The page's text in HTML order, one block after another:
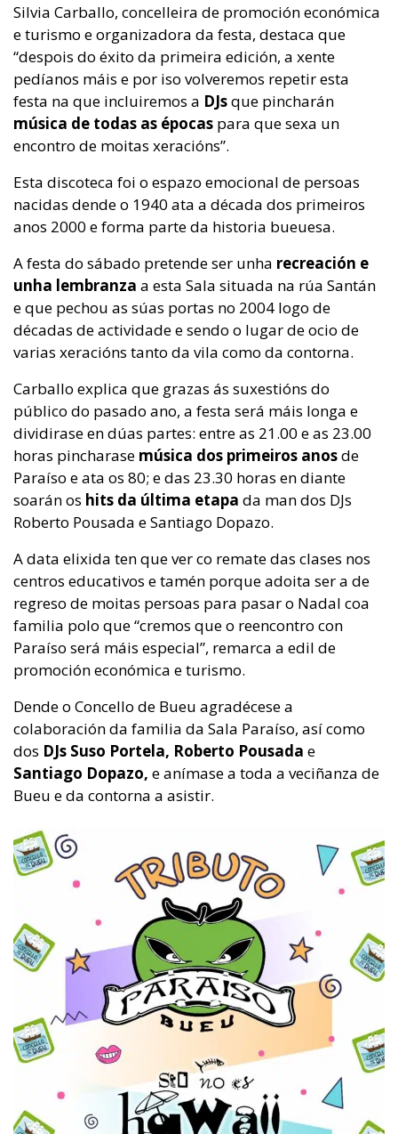
Silvia Carballo, concelleira de promoción económica
e turismo e organizadora da festa, destaca que
“despois do éxito da primeira edición, a xente
pedíanos máis e por iso volveremos repetir esta
festa na que incluiremos a DJsque pincharán
música de todas as épocas para que sexa un
encontro de moitas xeracións”.
Esta discoteca foi o espazo emocional de persoas
nacidas dende o 1940 ata a década dos primeiros
anos 2000 e forma parte da historia bueuesa.
A festa do sábado pretende ser unha recreación e
unha lembranza a esta Sala situada na rúa Santán
e que pechou as súas portas no 2004 logo de
décadas de actividade e sendo o lugar de ocio de
varias xeracións tanto da vila como da contorna.
Carballo explica que grazas ás suxestións do
público do pasado ano, a festa será máis longa e
dividirase en dúas partes: entre as 21.00 e as 23.00
horas pincharase música dos primeiros anosde
Paraíso e ata os 80; e das 23.30 horas en diante
soarán os hits da última etapa da man dos DJs
Roberto Pousada e Santiago Dopazo.
A data elixida ten que ver co remate das clases nos
centros educativos e tamén porque adoita ser a de
regreso de moitas persoas para pasar o Nadal coa
familia polo que “cremos que o reencontro con
Paraíso será máis especial”, remarca a edil de
promoción económica e turismo.
Dende o Concello de Bueu agradécese a
colaboración da familia da Sala Paraíso, así como
dos DJs Suso Portela, Roberto Pousada e
Santiago Dopazo, e anímase a toda a veciñanza de
Bueu e da contorna a asistir.